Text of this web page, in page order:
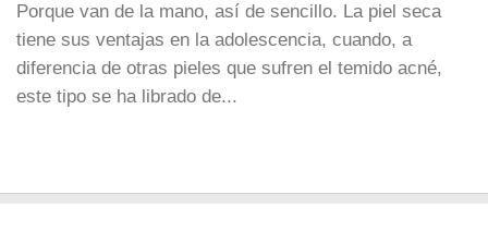
Porque van de la mano, así de sencillo. La piel seca
tiene sus ventajas en la adolescencia, cuando, a
diferencia de otras pieles que sufren el temido acné,
este tipo se ha librado de...